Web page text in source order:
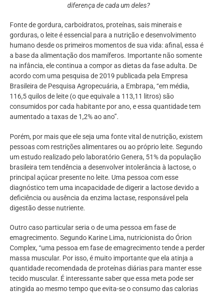
diferença de cada um deles?
Fonte de gordura, carboidratos, proteínas, sais minerais e
gorduras, o leite é essencial para a nutrição e desenvolvimento
humano desde os primeiros momentos de sua vida: afinal, essa é
a base da alimentação dos mamíferos. Importante não somente
na infância, ele continua a compor as dietas da fase adulta. De
acordo com uma pesquisa de 2019 publicada pela Empresa
Brasileira de Pesquisa Agropecuária, a Embrapa, “em média,
116,5 quilos de leite (o que equivale a 113,11 litros) são
consumidos por cada habitante por ano, e essa quantidade tem
aumentado a taxas de 1,2% ao ano”.
Porém, por mais que ele seja uma fonte vital de nutrição, existem
pessoas com restrições alimentares ou ao próprio leite. Segundo
um estudo realizado pelo laboratório Genera, 51% da população
brasileira tem tendência a desenvolver intolerância à lactose, o
principal açúcar presente no leite. Uma pessoa com esse
diagnóstico tem uma incapacidade de digerir a lactose devido a
deficiência ou ausência da enzima lactase, responsável pela
digestão desse nutriente.
Outro caso particular seria o de uma pessoa em fase de
emagrecimento. Segundo Karine Lima, nutricionista do Órion
Complex, “uma pessoa em fase de emagrecimento tende a perder
massa muscular. Por isso, é muito importante que ela atinja a
quantidade recomendada de proteínas diárias para manter esse
tecido muscular. É interessante saber que essa meta pode ser
atingida ao mesmo tempo que evita-se o consumo das calorias